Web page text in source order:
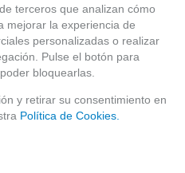
Tenor
terceros que analizan cómo
mejorar la experiencia de
personalizadas o realizar
Pulse el botón para
bloquearlas.
y retirar su consentimiento en
Política de Cookies.